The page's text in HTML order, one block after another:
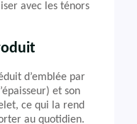
avec les ténors
d’emblée par
et son
ce qui la rend
au quotidien.